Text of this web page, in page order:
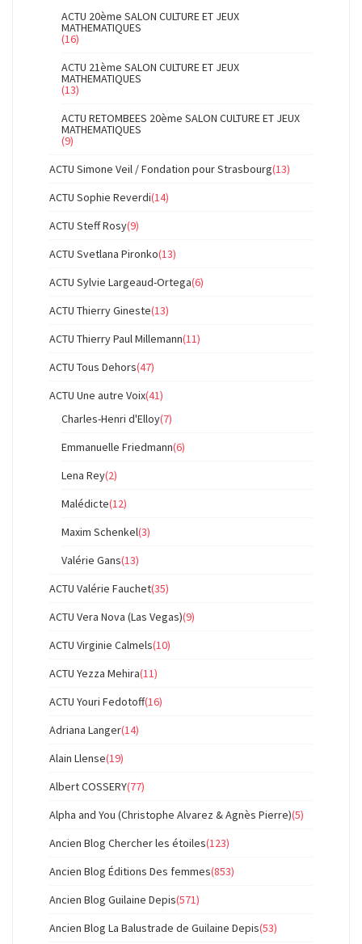
ACTU 20ème SALON CULTURE ET JEUX
MATHEMATIQUES
(16)
ACTU 21ème SALON CULTURE ET JEUX
MATHEMATIQUES
(13)
ACTU RETOMBEES 20ème SALON CULTURE ET JEUX
MATHEMATIQUES
(9)
ACTU Simone Veil / Fondation pour Strasbourg(13)
ACTU Sophie Reverdi(14)
ACTU Steff Rosy(9)
ACTU Svetlana Pironko(13)
ACTU Sylvie Largeaud-Ortega(6)
ACTU Thierry Gineste(13)
ACTU Thierry Paul Millemann(11)
ACTU Tous Dehors(47)
ACTU Une autre Voix(41)
Charles-Henri d'Elloy(7)
Emmanuelle Friedmann(6)
Lena Rey(2)
Malédicte(12)
Maxim Schenkel(3)
Valérie Gans(13)
ACTU Valérie Fauchet(35)
ACTU Vera Nova (Las Vegas)(9)
ACTU Virginie Calmels(10)
ACTU Yezza Mehira(11)
ACTU Youri Fedotoff(16)
Adriana Langer(14)
Alain Llense(19)
Albert COSSERY(77)
Alpha and You (Christophe Alvarez & Agnès Pierre)(5)
Ancien Blog Chercher les étoiles(123)
Ancien Blog Éditions Des femmes(853)
Ancien Blog Guilaine Depis(571)
Ancien Blog La Balustrade de Guilaine Depis(53)